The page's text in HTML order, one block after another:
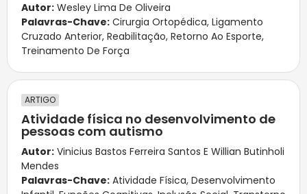
Autor: Wesley Lima De Oliveira
Palavras-Chave: Cirurgia Ortopédica, Ligamento
Cruzado Anterior, Reabilitação, Retorno Ao Esporte,
Treinamento De Força
ARTIGO
Atividade física no desenvolvimento de
pessoas com autismo
Autor: Vinicius Bastos Ferreira Santos E Willian Butinholi
Mendes
Palavras-Chave: Atividade Física, Desenvolvimento